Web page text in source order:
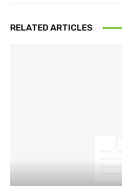
RELATED ARTICLES